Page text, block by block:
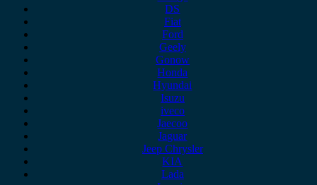
DS
Fiat
Ford
Geely
Gonow
Honda
Hyundai
Isuzu
iveco
Jaecoo
Jaguar
Jeep Chrysler
KIA
Lada